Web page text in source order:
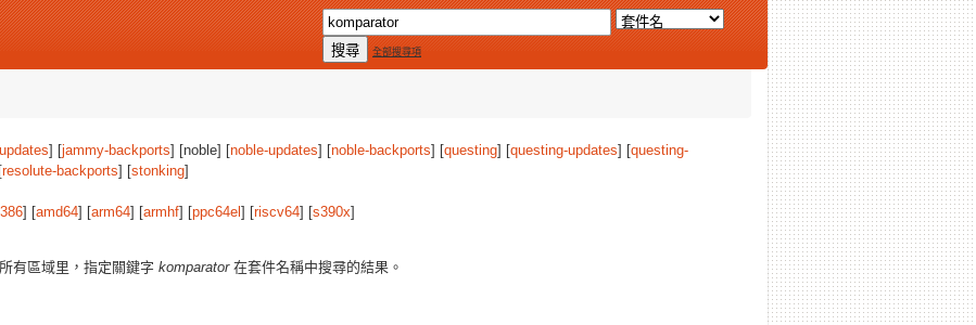
全部搜尋項
] [jammy-backports] [noble] [noble-updates] [noble-backports] [questing] [questing-updates] [questing-
resolute-backports] [stonking]
] [amd64] [arm64] [armhf] [ppc64el ] [riscv64] [s390x]
有區域里，指定關鍵字 komparator在套件名稱中搜尋的結果。